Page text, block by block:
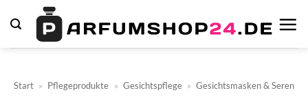
Inhalt
springen
Start » Pflegeprodukte » Gesichtspflege » Gesichtsmasken & Seren